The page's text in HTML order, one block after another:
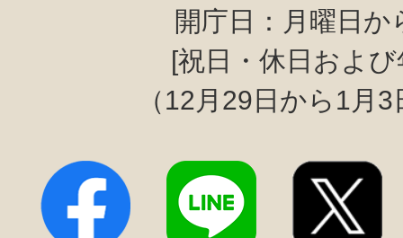
開庁日：月曜日か
[祝日・休日およ
（12月29日から1月